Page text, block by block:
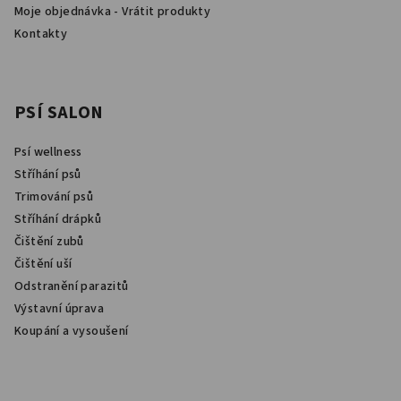
Moje objednávka - Vrátit produkty
Kontakty
PSÍ SALON
Psí wellness
Stříhání psů
Trimování psů
Stříhání drápků
Čištění zubů
Čištění uší
Odstranění parazitů
Výstavní úprava
Koupání a vysoušení